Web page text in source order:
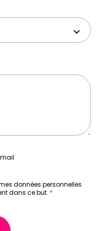
données personnelles
dans ce but.